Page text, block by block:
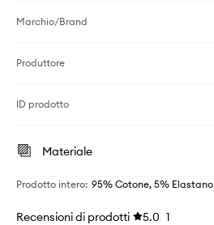
Marchio/Brand
Produttore
ID prodotto
Materiale
Prodotto intero: 95% Cotone, 5% Elastano
Recensioni di prodotti 5.0 1